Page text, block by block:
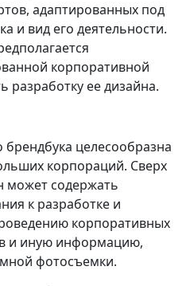
адаптированных под
и вид его деятельности.
корпоративной
ее дизайна.
брендбука целесообразна
корпораций. Сверх
может содержать
к разработке и
корпоративных
и иную информацию,
фотосъемки.